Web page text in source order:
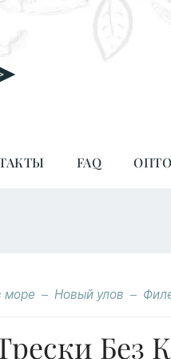
FAQ
море Новый улов
Без